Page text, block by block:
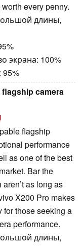
every penny.
длины,
экрана: 100%
camera
flagship
performance
as one of the best
Bar the
as long as
X200 Pro makes
for those seeking a
performance.
длины,